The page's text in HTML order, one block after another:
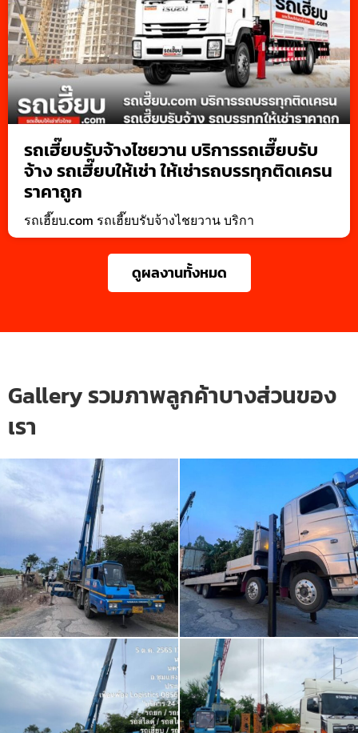
รถเฮี๊ยบรับจ้างไชยวาน บริการรถเฮี๊ยบรับ
จ้าง รถเฮี๊ยบให้เช่า ให้เช่ารถบรรทุกติดเครน
ราคาถูก
รถเฮี๊ยบ.com รถเฮี๊ยบรับจ้างไชยวาน บริกา
ดูผลงานทั้งหมด
Gallery รวมภาพลูกค้าบางส่วนของ
เรา